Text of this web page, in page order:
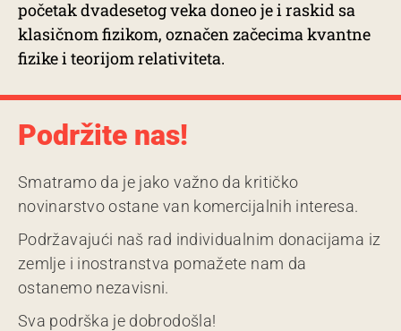
početak dvadesetog veka doneo je i raskid sa
klasičnom fizikom, označen začecima kvantne
fizike i teorijom relativiteta.
Podržite nas!
Smatramo da je jako važno da kritičko
novinarstvo ostane van komercijalnih interesa.
Podržavajući naš rad individualnim donacijama iz
zemlje i inostranstva pomažete nam da
ostanemo nezavisni.
Sva podrška je dobrodošla!